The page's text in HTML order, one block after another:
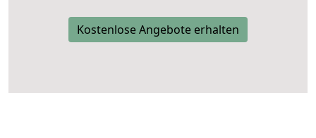
Kostenlose Angebote erhalten